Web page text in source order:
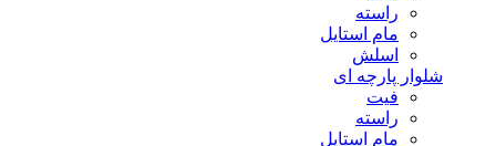
راسته
مام استایل
اسلش
شلوار پارچه ای
فیت
راسته
مام استایل